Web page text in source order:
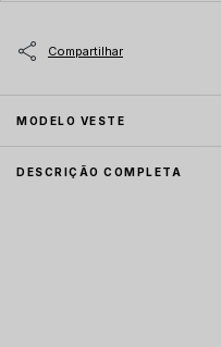
MODELO VESTE
DESCRIÇÃO COMPLETA